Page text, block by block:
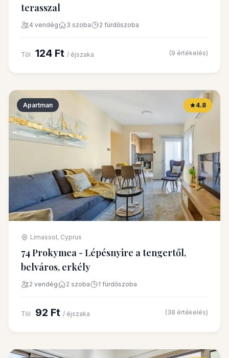
terasszal
4 vendég 3 szoba 2 fürdőszoba
Tól 124 Ft / éjszaka (9 értékelés)
Apartman 4.8
Limassol, Cyprus
74 Prokymea - Lépésnyire a tengertől,
belváros, erkély
2 vendég 2 szoba 1 fürdőszoba
Tól 92 Ft / éjszaka (38 értékelés)